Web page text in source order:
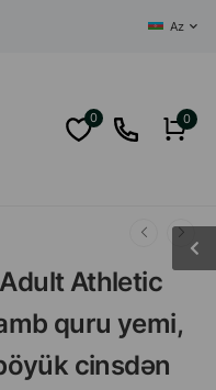
Az
0 0
Athletic
quru yemi,
cinsdən